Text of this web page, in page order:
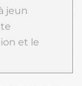
jeun
et le